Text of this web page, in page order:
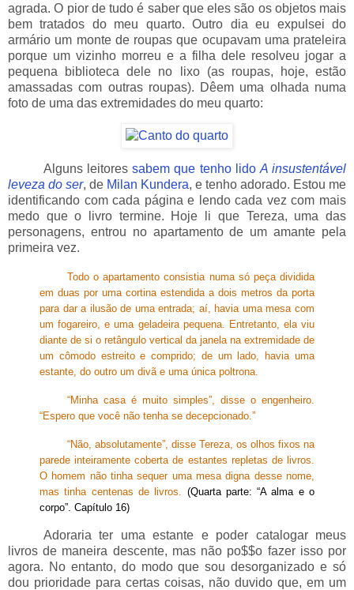
agrada. O pior de tudo é saber que eles são os objetos mais
bem tratados do meu quarto. Outro dia eu expulsei do
armário um monte de roupas que ocupavam uma prateleira
porque um vizinho morreu e a filha dele resolveu jogar a
pequena biblioteca dele no lixo (as roupas, hoje, estão
amassadas com outras roupas). Dêem uma olhada numa
foto de uma das extremidades do meu quarto:
Alguns leitoressabem que tenho lido A insustentável
leveza do ser, de Milan Kundera, e tenho adorado. Estou me
identificando com cada página e lendo cada vez com mais
medo que o livro termine. Hoje li que Tereza, uma das
personagens, entrou no apartamento de um amante pela
primeira vez.
Todo o apartamento consistia numa só peça dividida
em duas por uma cortina estendida a dois metros da porta
para dar a ilusão de uma entrada; aí, havia uma mesa com
um fogareiro, e uma geladeira pequena. Entretanto, ela viu
diante de si o retângulo vertical da janela na extremidade de
um cômodo estreito e comprido; de um lado, havia uma
estante, do outro um divã e uma única poltrona.
“Minha casa é muito simples”, disse o engenheiro.
“Espero que você não tenha se decepcionado.”
“Não, absolutamente”, disse Tereza, os olhos fixos na
parede inteiramente coberta de estantes repletas de livros.
O homem não tinha sequer uma mesa digna desse nome,
mas tinha centenas de livros. (Quarta parte: “A alma e o
corpo”. Capítulo 16)
Adoraria ter uma estante e poder catalogar meus
livros de maneira descente, mas não po$$o fazer isso por
agora. No entanto, do modo que sou desorganizado e só
dou prioridade para certas coisas, não duvido que, em um